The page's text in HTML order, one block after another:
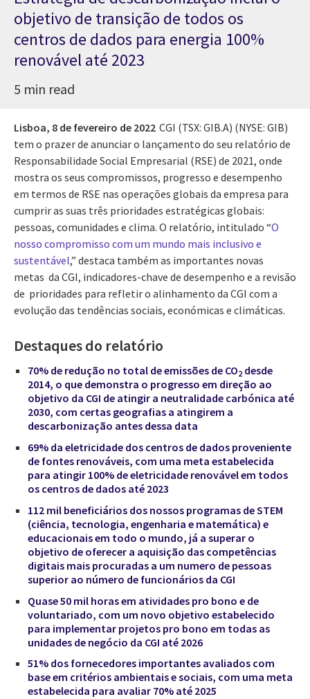
objetivo de transição de todos os
centros de dados para energia 100%
renovável até 2023
5 min read
Lisboa, 8 de fevereiro de 2022 CGI (TSX: GIB.A) (NYSE: GIB)
tem o prazer de anunciar o lançamento do seu relatório de
Responsabilidade Social Empresarial (RSE) de 2021, onde
mostra os seus compromissos, progresso e desempenho
em termos de RSE nas operações globais da empresa para
cumprir as suas três prioridades estratégicas globais:
pessoas, comunidades e clima. O relatório, intitulado “O
nosso compromisso com um mundo mais inclusivo e
sustentável,” destaca também as importantes novas
metas da CGI, indicadores-chave de desempenho e a revisão
de prioridades para refletir o alinhamento da CGI com a
evolução das tendências sociais, económicas e climáticas.
Destaques do relatório
70% de redução no total de emissões de CO2 desde
2014, o que demonstra o progresso em direção ao
objetivo da CGI de atingir a neutralidade carbónica até
2030, com certas geografias a atingirem a
descarbonização antes dessa data
69% da eletricidade dos centros de dados proveniente
de fontes renováveis, com uma meta estabelecida
para atingir 100% de eletricidade renovável em todos
os centros de dados até 2023
112 mil beneficiários dos nossos programas de STEM
(ciência, tecnologia, engenharia e matemática) e
educacionais em todo o mundo, já a superar o
objetivo de oferecer a aquisição das competências
digitais mais procuradas a um numero de pessoas
superior ao número de funcionários da CGI
Quase 50 mil horas em atividades pro bono e de
voluntariado, com um novo objetivo estabelecido
para implementar projetos pro bono em todas as
unidades de negócio da CGI até 2026
51% dos fornecedores importantes avaliados com
base em critérios ambientais e sociais, com uma meta
estabelecida para avaliar 70% até 2025